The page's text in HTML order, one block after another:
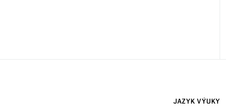
JAZYK VÝUKY